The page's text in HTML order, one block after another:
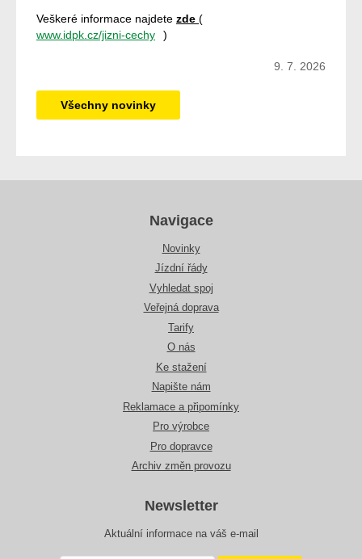
Veškeré informace najdete zde (
www.idpk.cz/jizni-cechy
)
9. 7. 2026
Všechny novinky
Navigace
Novinky
Jízdní řády
Vyhledat spoj
Veřejná doprava
Tarify
O nás
Ke stažení
Napište nám
Reklamace a připomínky
Pro výrobce
Pro dopravce
Archiv změn provozu
Newsletter
Aktuální informace na váš e-mail